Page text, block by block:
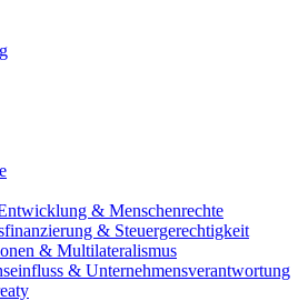
& Menschenrechte
& Steuergerechtigkeit
& Multilateralismus
& Unternehmensverantwortung